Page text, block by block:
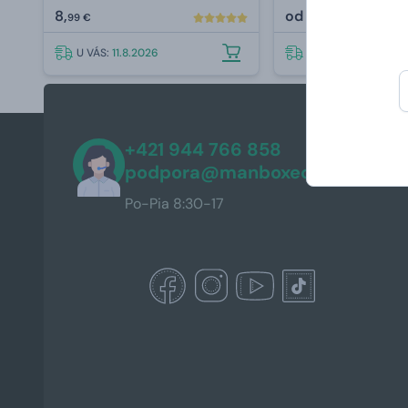
8,99 €
U VÁS: 11.8.2026
od
+421 944 766 858
podpora@manboxeo.sk
Po-Pia 8:30-17